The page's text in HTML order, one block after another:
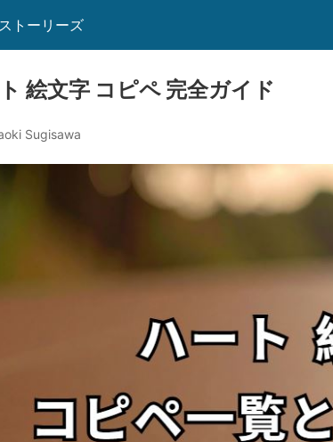
トーリーズ
絵文字 コピペ 完全ガイド
Sugisawa